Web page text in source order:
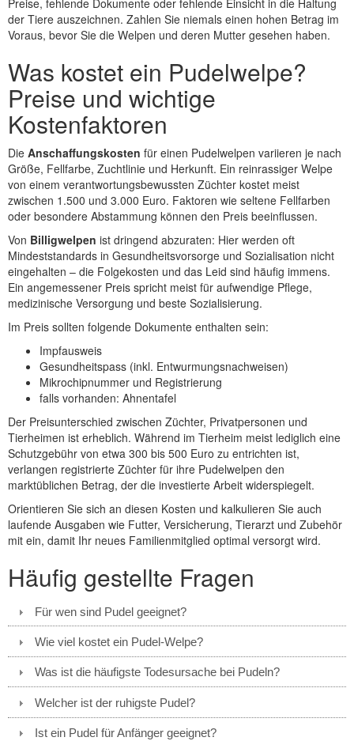
Preise, fehlende Dokumente oder fehlende Einsicht in die Haltung
der Tiere auszeichnen. Zahlen Sie niemals einen hohen Betrag im
Voraus, bevor Sie die Welpen und deren Mutter gesehen haben.
Was kostet ein Pudelwelpe?
Preise und wichtige
Kostenfaktoren
Die Anschaffungskosten für einen Pudelwelpen variieren je nach
Größe, Fellfarbe, Zuchtlinie und Herkunft. Ein reinrassiger Welpe
von einem verantwortungsbewussten Züchter kostet meist
zwischen 1.500 und 3.000 Euro. Faktoren wie seltene Fellfarben
oder besondere Abstammung können den Preis beeinflussen.
Von Billigwelpen ist dringend abzuraten: Hier werden oft
Mindeststandards in Gesundheitsvorsorge und Sozialisation nicht
eingehalten – die Folgekosten und das Leid sind häufig immens.
Ein angemessener Preis spricht meist für aufwendige Pflege,
medizinische Versorgung und beste Sozialisierung.
Im Preis sollten folgende Dokumente enthalten sein:
Impfausweis
Gesundheitspass (inkl. Entwurmungsnachweisen)
Mikrochipnummer und Registrierung
falls vorhanden: Ahnentafel
Der Preisunterschied zwischen Züchter, Privatpersonen und
Tierheimen ist erheblich. Während im Tierheim meist lediglich eine
Schutzgebühr von etwa 300 bis 500 Euro zu entrichten ist,
verlangen registrierte Züchter für ihre Pudelwelpen den
marktüblichen Betrag, der die investierte Arbeit widerspiegelt.
Orientieren Sie sich an diesen Kosten und kalkulieren Sie auch
laufende Ausgaben wie Futter, Versicherung, Tierarzt und Zubehör
mit ein, damit Ihr neues Familienmitglied optimal versorgt wird.
Häufig gestellte Fragen
Für wen sind Pudel geeignet?
Wie viel kostet ein Pudel-Welpe?
Was ist die häufigste Todesursache bei Pudeln?
Welcher ist der ruhigste Pudel?
Ist ein Pudel für Anfänger geeignet?